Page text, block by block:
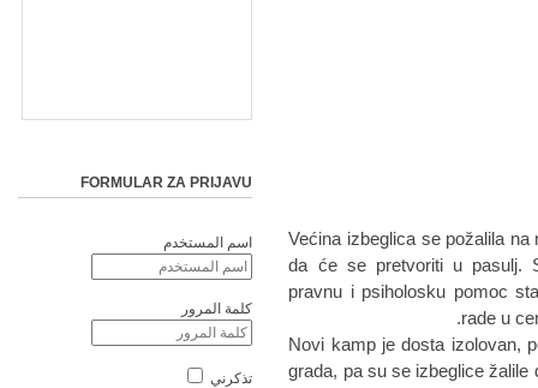
Većina izbeglica se požalila
da će se pretvoriti u pasulj.
pravnu i psiholosku pomoc
rade u
Novi kamp je dosta izolovan,
grada, pa su se izbeglice žalile
FORMULAR ZA PRIJAVU
اسم المستخدم
كلمة المرور
تذكرني